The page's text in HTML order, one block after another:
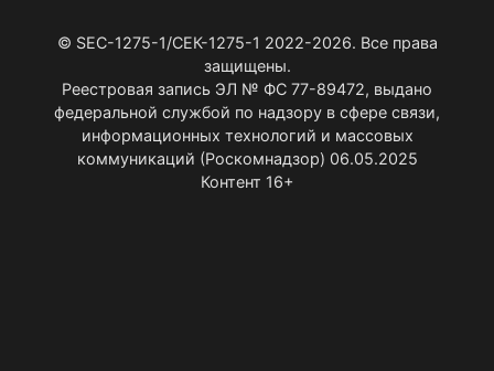
© SEC-1275-1/СЕК-1275-1 2022-2026. Все права
защищены.
Реестровая запись ЭЛ № ФС 77-89472, выдано
федеральной службой по надзору в сфере связи,
информационных технологий и массовых
коммуникаций (Роскомнадзор) 06.05.2025
Контент 16+